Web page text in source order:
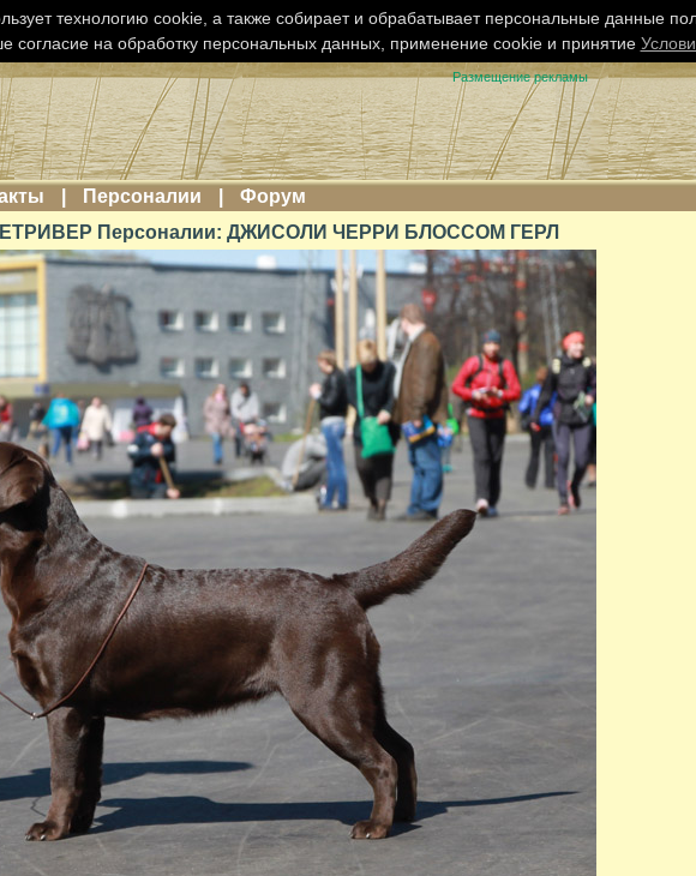
Размещение рекламы
Персоналии
Форум
Персоналии: ДЖИСОЛИ ЧЕРРИ БЛОССОМ ГЕРЛ
технологию cookie, а также собирает и обрабатывает персональные данные
согласие на обработку персональных данных, применение cookie и принятие